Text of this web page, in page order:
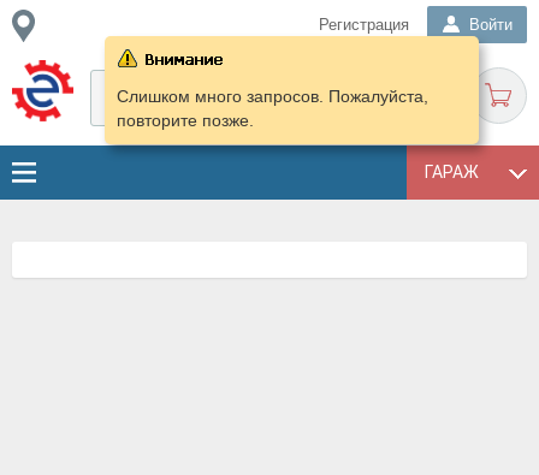
Регистрация Войти
ГАРАЖ
Слишком много запросов. Пожалуйста,
повторите позже.